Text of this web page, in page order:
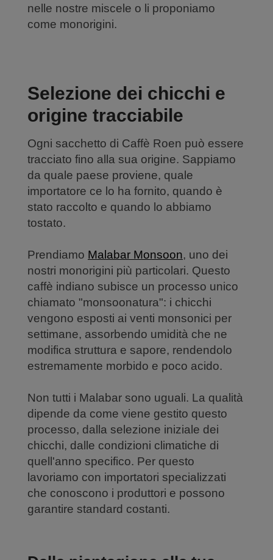
nelle nostre miscele o li proponiamo
come monorigini.
Selezione dei chicchi e
origine tracciabile
Ogni sacchetto di Caffè Roen può essere
tracciato fino alla sua origine. Sappiamo
da quale paese proviene, quale
importatore ce lo ha fornito, quando è
stato raccolto e quando lo abbiamo
tostato.
Prendiamo Malabar Monsoon, uno dei
nostri monorigini più particolari. Questo
caffè indiano subisce un processo unico
chiamato "monsoonatura": i chicchi
vengono esposti ai venti monsonici per
settimane, assorbendo umidità che ne
modifica struttura e sapore, rendendolo
estremamente morbido e poco acido.
Non tutti i Malabar sono uguali. La qualità
dipende da come viene gestito questo
processo, dalla selezione iniziale dei
chicchi, dalle condizioni climatiche di
quell'anno specifico. Per questo
lavoriamo con importatori specializzati
che conoscono i produttori e possono
garantire standard costanti.